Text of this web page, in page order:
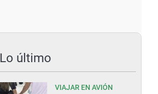
Lo último
VIAJAR EN AVIÓN